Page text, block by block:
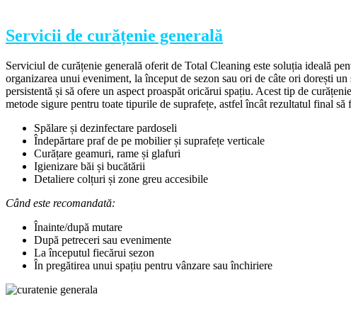
Servicii de curățenie generală
Serviciul de curățenie generală oferit de Total Cleaning este soluția ideală
organizarea unui eveniment, la început de sezon sau ori de câte ori dorești
persistentă și să ofere un aspect proaspăt oricărui spațiu. Acest tip de
metode sigure pentru toate tipurile de suprafețe, astfel încât rezultatul final să
Spălare și dezinfectare pardoseli
Îndepărtare praf de pe mobilier și suprafețe verticale
Curățare geamuri, rame și glafuri
Igienizare băi și bucătării
Detaliere colțuri și zone greu accesibile
Când este recomandată:
Înainte/după mutare
După petreceri sau evenimente
La începutul fiecărui sezon
În pregătirea unui spațiu pentru vânzare sau închiriere